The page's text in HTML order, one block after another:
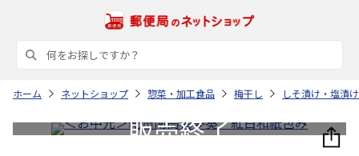
ホーム ネットショップ 惣菜・加工食品 梅干し しそ漬け・塩漬